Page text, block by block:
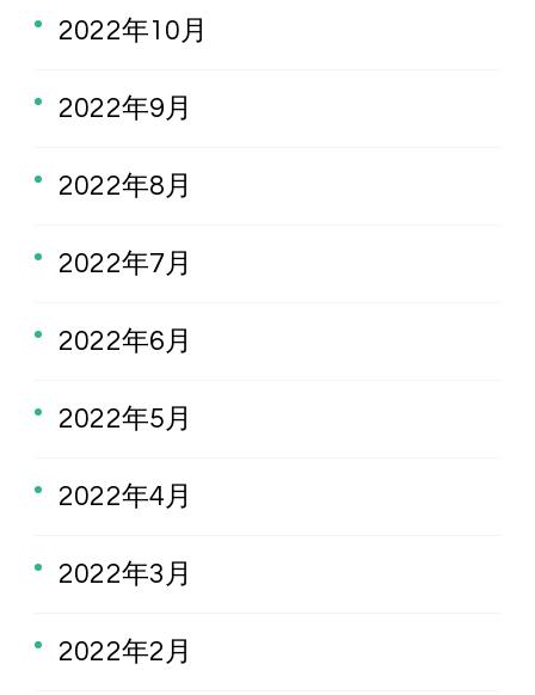
2022年10月
2022年9月
2022年8月
2022年7月
2022年6月
2022年5月
2022年4月
2022年3月
2022年2月